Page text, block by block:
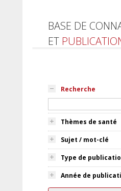
BASE DE
ET
Recherche
Thèmes de santé
Sujet / mot-clé
Type de
Année de